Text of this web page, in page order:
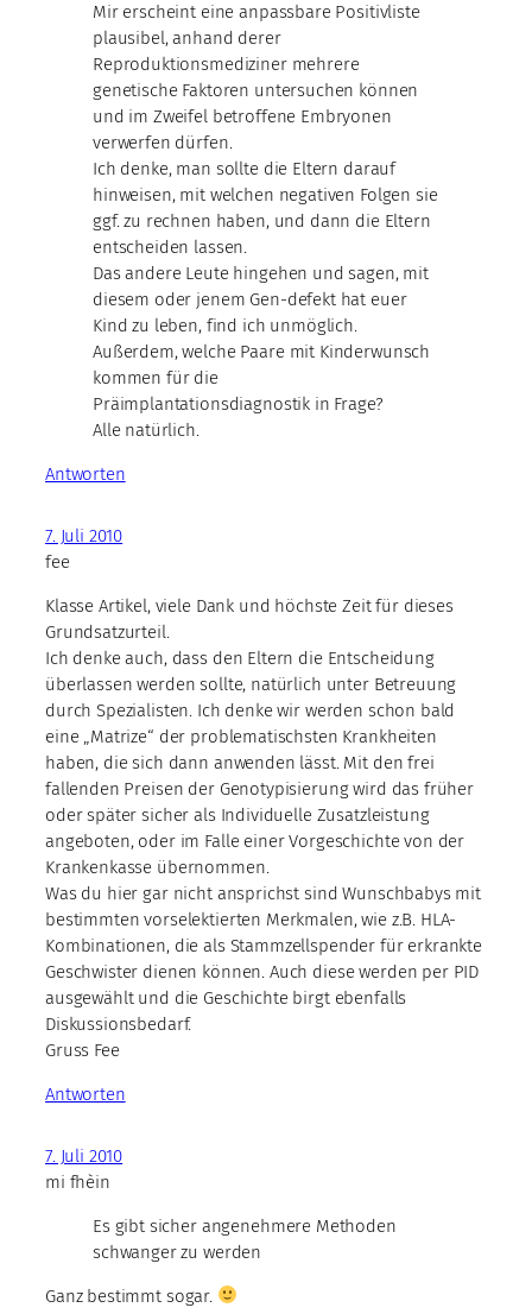
Mir erscheint eine anpassbare Positivliste
plausibel, anhand derer
Reproduktionsmediziner mehrere
genetische Faktoren untersuchen können
und im Zweifel betroffene Embryonen
verwerfen dürfen.
Ich denke, man sollte die Eltern darauf
hinweisen, mit welchen negativen Folgen sie
ggf. zu rechnen haben, und dann die Eltern
entscheiden lassen.
Das andere Leute hingehen und sagen, mit
diesem oder jenem Gen-defekt hat euer
Kind zu leben, find ich unmöglich.
Außerdem, welche Paare mit Kinderwunsch
kommen für die
Präimplantationsdiagnostik in Frage?
Alle natürlich.
Antworten
7. Juli 2010
fee
Klasse Artikel, viele Dank und höchste Zeit für dieses
Grundsatzurteil.
Ich denke auch, dass den Eltern die Entscheidung
überlassen werden sollte, natürlich unter Betreuung
durch Spezialisten. Ich denke wir werden schon bald
eine „Matrize“ der problematischsten Krankheiten
haben, die sich dann anwenden lässt. Mit den frei
fallenden Preisen der Genotypisierung wird das früher
oder später sicher als Individuelle Zusatzleistung
angeboten, oder im Falle einer Vorgeschichte von der
Krankenkasse übernommen.
Was du hier gar nicht ansprichst sind Wunschbabys mit
bestimmten vorselektierten Merkmalen, wie z.B. HLA-
Kombinationen, die als Stammzellspender für erkrankte
Geschwister dienen können. Auch diese werden per PID
ausgewählt und die Geschichte birgt ebenfalls
Diskussionsbedarf.
Gruss Fee
Antworten
7. Juli 2010
mi fhèin
Es gibt sicher angenehmere Methoden
schwanger zu werden
Ganz bestimmt sogar.